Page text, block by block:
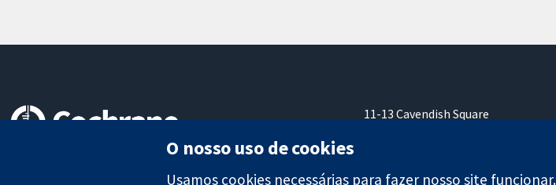
11-13 Cavendish Square
O nosso uso de cookies
Usamos cookies necessárias para fazer nosso site